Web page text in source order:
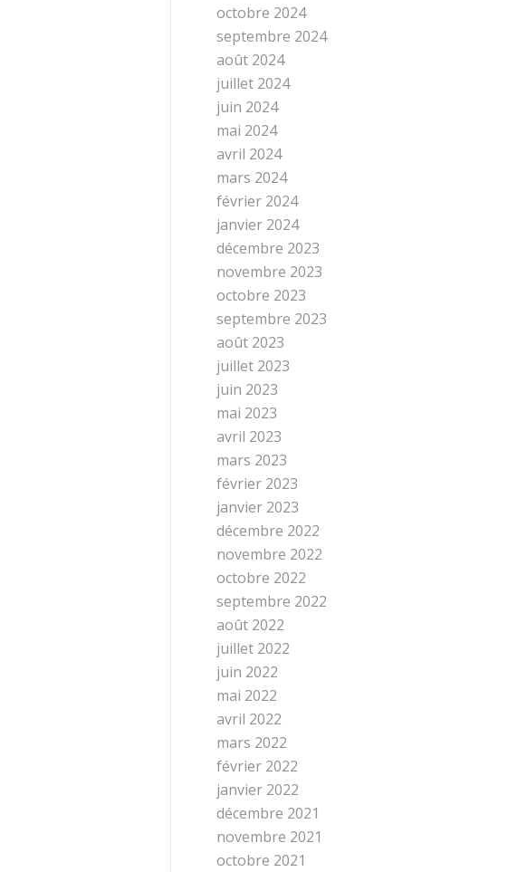
octobre 2024
septembre 2024
août 2024
juillet 2024
juin 2024
mai 2024
avril 2024
mars 2024
février 2024
janvier 2024
décembre 2023
novembre 2023
octobre 2023
septembre 2023
août 2023
juillet 2023
juin 2023
mai 2023
avril 2023
mars 2023
février 2023
janvier 2023
décembre 2022
novembre 2022
octobre 2022
septembre 2022
août 2022
juillet 2022
juin 2022
mai 2022
avril 2022
mars 2022
février 2022
janvier 2022
décembre 2021
novembre 2021
octobre 2021